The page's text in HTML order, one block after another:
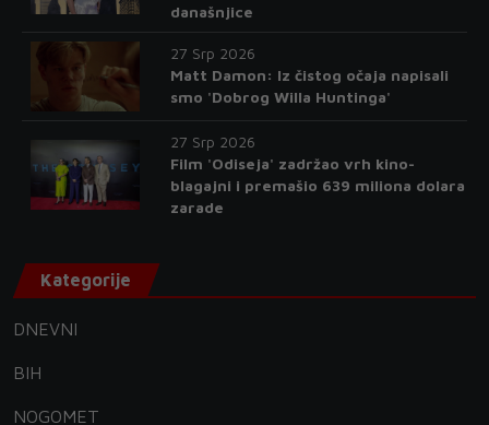
današnjice
27 Srp 2026
Matt Damon: Iz čistog očaja napisali
smo 'Dobrog Willa Huntinga'
27 Srp 2026
Film 'Odiseja' zadržao vrh kino-
blagajni i premašio 639 miliona dolara
zarade
Kategorije
DNEVNI
BIH
NOGOMET